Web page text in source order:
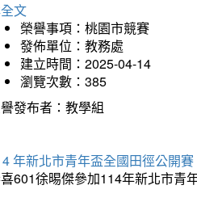
文
榮譽事項：桃園市競賽
發佈單位：教務處
建立時間：2025-04-14
瀏覽次數：385
發布者：教學組
年新北市青年盃全國田徑公開賽
601徐晹傑參加114年新北市青